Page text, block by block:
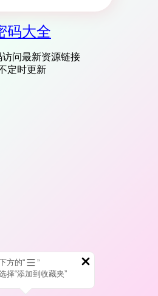
码大全
访问最新资源链接
定时更新
方的“
”
择“添加到收藏夹”